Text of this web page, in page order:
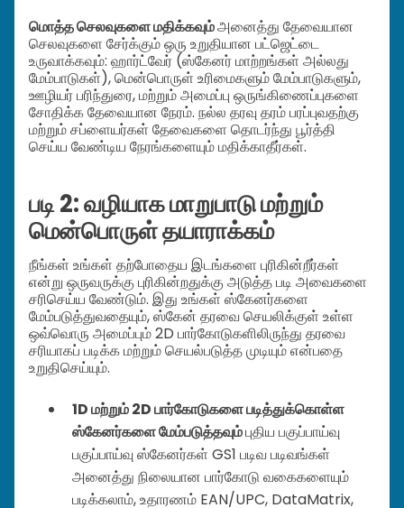
மொத்த செலவுகளை மதிக்கவும்அனைத்து தேவையான
செலவுகளை சேர்க்கும் ஒரு உறுதியான பட்ஜெட்டை
உருவாக்கவும்: ஹார்ட்வேர் (ஸ்கேனர் மாற்றங்கள் அல்லது
மேம்பாடுகள்), மென்பொருள் உரிமைகளும் மேம்பாடுகளும்,
ஊழியர் பரிந்துரை, மற்றும் அமைப்பு ஒருங்கிணைப்புகளை
சோதிக்க தேவையான நேரம். நல்ல தரவு தரம் பரப்புவதற்கு
மற்றும் சப்ளையர்கள் தேவைகளை தொடர்ந்து பூர்த்தி
செய்ய வேண்டிய நேரங்களையும் மதிக்காதீர்கள்.
படி 2: வழியாக மாறுபாடு மற்றும்
மென்பொருள் தயாராக்கம்
நீங்கள் உங்கள் தற்போதைய இடங்களை புரிகின்றீர்கள்
என்று ஒருவருக்கு புரிகின்றதுக்கு அடுத்த படி அவைகளை
சரிசெய்ய வேண்டும். இது உங்கள் ஸ்கேனர்களை
மேம்படுத்துவதையும், ஸ்கேன் தரவை செயலிக்குள் உள்ள
ஒவ்வொரு அமைப்பும் 2D பார்கோடுகளிலிருந்து தரவை
சரியாகப் படிக்க மற்றும் செயல்படுத்த முடியும் என்பதை
உறுதிசெய்யும்.
1D மற்றும் 2D பார்கோடுகளை படித்துக்கொள்ள
ஸ்கேனர்களை மேம்படுத்தவும்புதிய பகுப்பாய்வு
பகுப்பாய்வு ஸ்கேனர்கள் GS1 படிவ படிவங்கள்
அனைத்து நிலையான பார்கோடு வகைகளையும்
படிக்கலாம், உதாரணம் EAN/UPC, DataMatrix,